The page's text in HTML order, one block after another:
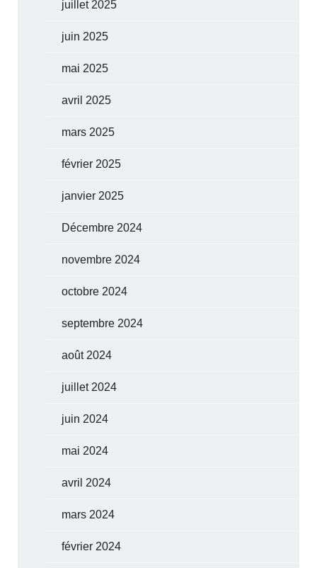
juillet 2025
juin 2025
mai 2025
avril 2025
mars 2025
février 2025
janvier 2025
Décembre 2024
novembre 2024
octobre 2024
septembre 2024
août 2024
juillet 2024
juin 2024
mai 2024
avril 2024
mars 2024
février 2024